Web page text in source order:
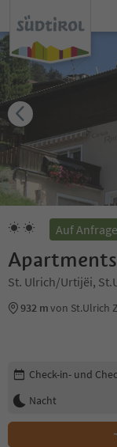
Auf Anfrage
St. Ulrich/Urtijëi,
932 mvon St.Ulrich
Buchungsdetails
Check-in- und
Nacht